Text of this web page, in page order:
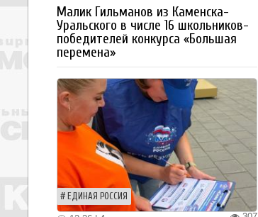
Малик Гильманов из Каменска-
Уральского в числе 16 школьников-
победителей конкурса «Большая
перемена»
ЕДИНАЯ РОССИЯ